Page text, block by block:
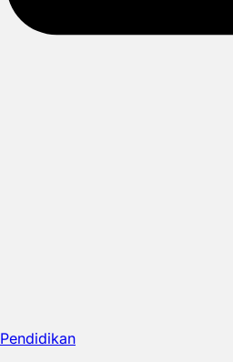
Pendidikan